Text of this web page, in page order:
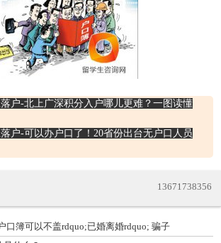
户-北上广深积分入户哪儿更难？一图读懂
户-可以办户口了！20省份出台无户口人员
13671738356
口簿可以不盖rdquo;已婚离婚rdquo; 骗子